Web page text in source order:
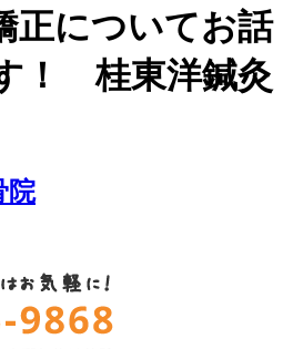
正についてお話
！ 桂東洋鍼灸